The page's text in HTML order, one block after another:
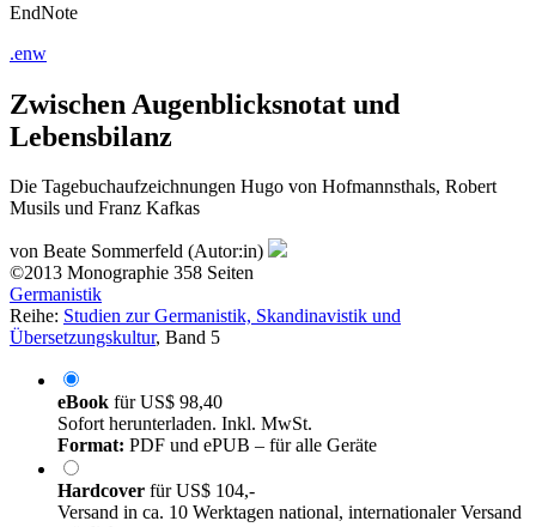
EndNote
.enw
Zwischen Augenblicksnotat und
Lebensbilanz
Die Tagebuchaufzeichnungen Hugo von Hofmannsthals, Robert
Musils und Franz Kafkas
von Beate Sommerfeld (Autor:in)
©2013 Monographie 358 Seiten
Germanistik
Reihe: Studien zur Germanistik, Skandinavistik und
Übersetzungskultur, Band 5
eBook fürUS$ 98,40
Sofort herunterladen. Inkl. MwSt.
Format: PDF und ePUB – für alle Geräte
Hardcover fürUS$ 104,-
Versand in ca. 10 Werktagen national, internationaler Versand